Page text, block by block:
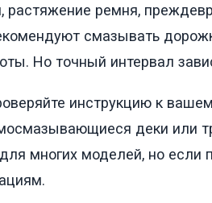
растяжение ремня,
смазывать
Но точный интервал
инструкцию к
деки или
многих моделей, но если